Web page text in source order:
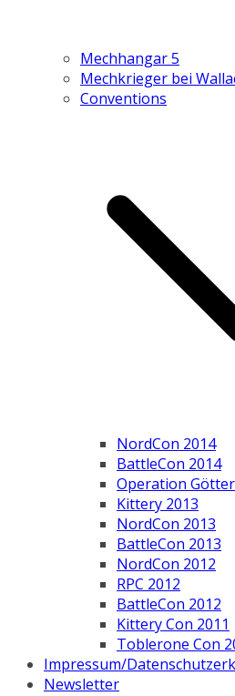
Mechhangar 5
Mechkrieger bei
Conventions
NordCon 2014
BattleCon 2014
Operation
Kittery 2013
NordCon 2013
BattleCon 2013
NordCon 2012
RPC 2012
BattleCon 2012
Kittery Con 2011
Toblerone Con
Impressum/
Newsletter